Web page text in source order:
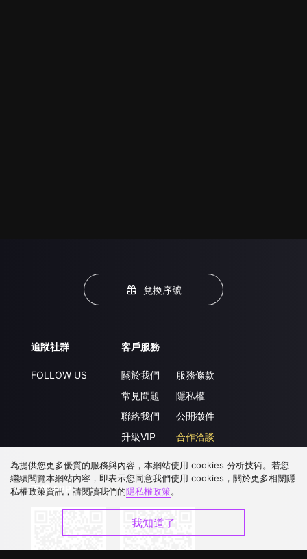
兌換序號
追蹤社群
FOLLOW US
客戶服務
關於我們
常見問題
聯絡我們
升級VIP
服務條款
隱私權
公開徵件
合作洽談
下載 APP
為提供您更多優質的服務與內容，本網站使用 cookies 分析技術。若您
繼續閱覽本網站內容，即表示您同意我們使用 cookies，關於更多相關隱
私權政策資訊，請閱讀我們的隱私權政策。
我知道了